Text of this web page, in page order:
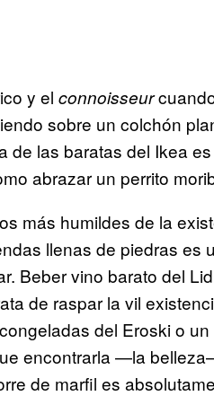
y el connoisseur
sobre un colchón
de las baratas del Ikea
abrazar un perrito
más humildes de la
llenas de piedras es
Beber vino barato del
de raspar la vil
del Eroski o
encontrarla —la
de marfil es